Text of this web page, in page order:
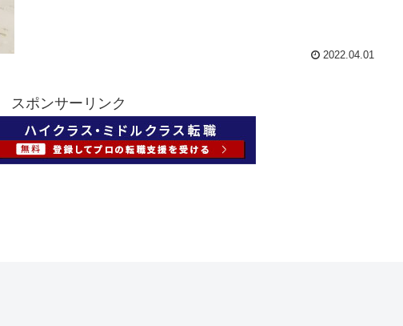
2022.04.01
スポンサーリンク